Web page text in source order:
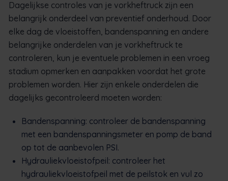
Dagelijkse controles van je vorkheftruck zijn een
belangrijk onderdeel van preventief onderhoud. Door
elke dag de vloeistoffen, bandenspanning en andere
belangrijke onderdelen van je vorkheftruck te
controleren, kun je eventuele problemen in een vroeg
stadium opmerken en aanpakken voordat het grote
problemen worden. Hier zijn enkele onderdelen die
dagelijks gecontroleerd moeten worden:
Bandenspanning: controleer de bandenspanning
met een bandenspanningsmeter en pomp de band
op tot de aanbevolen PSI.
Hydrauliekvloeistofpeil: controleer het
hydrauliekvloeistofpeil met de peilstok en vul zo